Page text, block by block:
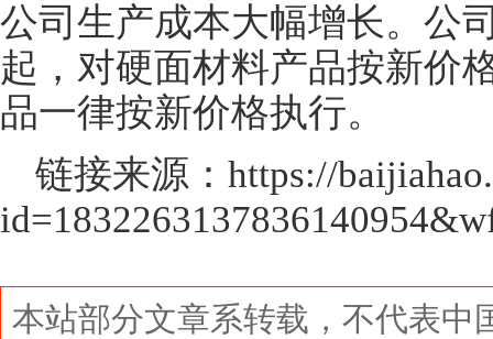
公司生产成本大幅增长。公
起，对硬面材料产品按新价
品一律按新价格执行。
链接来源：https://
本站部分文章系转载，不代表中